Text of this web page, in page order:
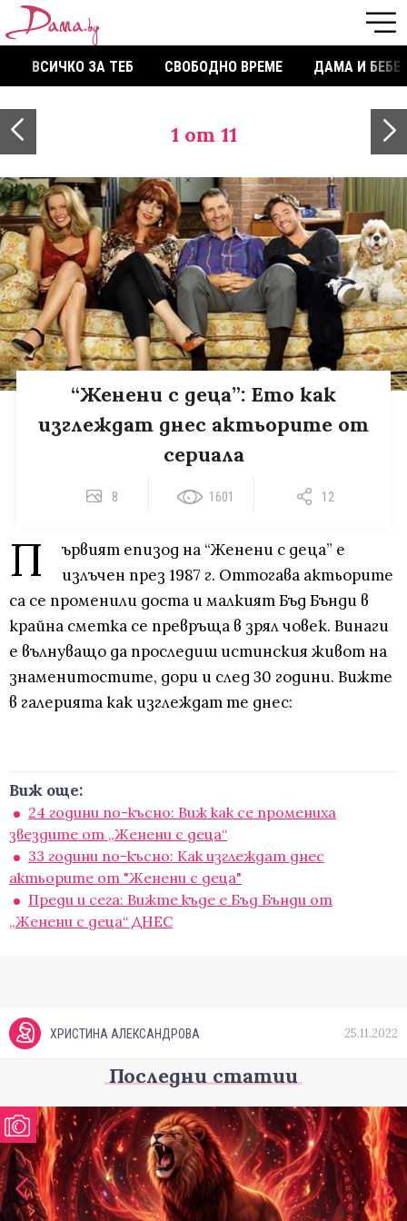
ВСИЧКО ЗА ТЕБ СВОБОДНО ВРЕМЕ ДАМА И БЕБЕ
1 от 11
“Женени с деца”: Ето как
изглеждат днес актьорите от
сериала
8 1601 12
П
ървият епизод на “Женени с деца” е
излъчен през 1987 г. Оттогава актьорите
са се променили доста и малкият Бъд Бънди в
крайна сметка се превръща в зрял човек. Винаги
е вълнуващо да проследиш истинския живот на
знаменитостите, дори и след 30 години. Вижте
в галерията как изглеждат те днес:
Виж още:
24 години по-късно: Виж как се промениха
звездите от „Женени с деца“
33 години по-късно: Как изглеждат днес
актьорите от "Женени с деца"
Преди и сега: Вижте къде е Бъд Бънди от
„Женени с деца“ ДНЕС
ХРИСТИНА АЛЕКСАНДРОВА 25.11.2022
Последни статии